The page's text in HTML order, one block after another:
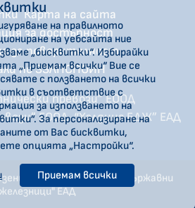
Карта на сайта
за достъпност
за поверителност
по ЗЗЛПСПОИН
превози” ЕООД
ЕООД “Холдинг БДЖ” ЕАД
"Холдинг Български държавни
железници" ЕАД
на правилното
на уебсайта ние
„бисквитки“. Избирайки
„Приемам всички“ Вие се
с ползването на всички
в съответствие с
за използването на
За персонализиране на
от Вас бисквитки,
опцията „Настройки“.
Приемам всички